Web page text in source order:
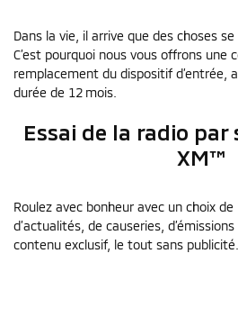
Dans la vie, il arrive que des choses
C’est pourquoi nous vous offrons une
remplacement du dispositif d’entrée,
durée de 12 mois.
Essai de la radio
XM™
Roulez avec bonheur avec un choix de
d’actualités, de causeries,
contenu exclusif, le tout sans publicité.